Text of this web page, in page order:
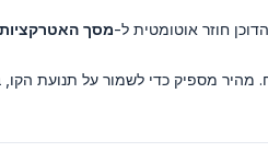
חוזר אוטומטית ל-מסך האטרקציות